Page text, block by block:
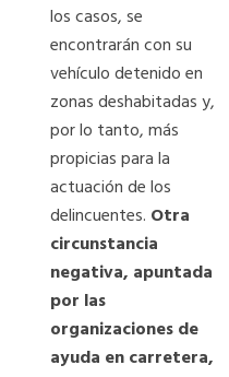
los casos, se
encontrarán con su
vehículo detenido en
zonas deshabitadas y,
por lo tanto, más
propicias para la
actuación de los
delincuentes. Otra
circunstancia
negativa, apuntada
por las
organizaciones de
ayuda en carretera,